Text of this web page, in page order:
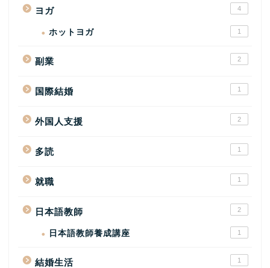
ヨガ 4
ホットヨガ 1
副業 2
国際結婚 1
外国人支援 2
多読 1
就職 1
日本語教師 2
日本語教師養成講座 1
結婚生活 1